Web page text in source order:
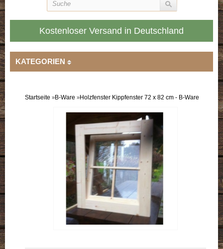
Kostenloser Versand in Deutschland
KATEGORIEN
Einzelflügel
Startseite »B-Ware »Holzfenster Kippfenster 72 x 82 cm - B-Ware